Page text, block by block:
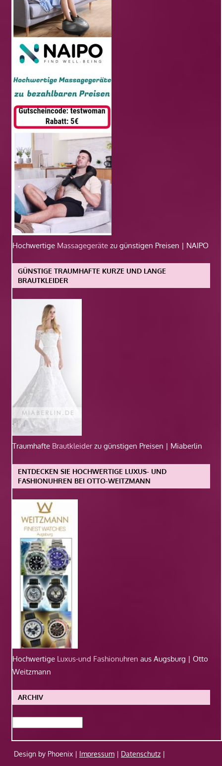
Hochwertige Massagegeräte zu günstigen Preisen | NAIPO
GÜNSTIGE TRAUMHAFTE KURZE UND LANGE
BRAUTKLEIDER
Traumhafte Brautkleiderzu günstigen Preisen | Miaberlin
ENTDECKEN SIE HOCHWERTIGE LUXUS- UND
FASHIONUHREN BEI OTTO-WEITZMANN
Hochwertige Luxus-und Fashionuhren aus Augsburg | Otto
Weitzmann
ARCHIV
Design by Phoenix | Impressum | Datenschutz |